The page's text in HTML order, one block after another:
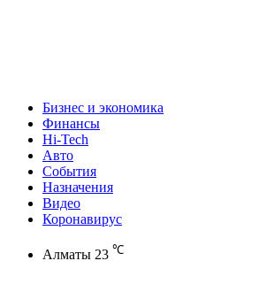
Бизнес и экономика
Финансы
Hi-Tech
Авто
События
Назначения
Видео
Коронавирус
Алматы 23 ℃